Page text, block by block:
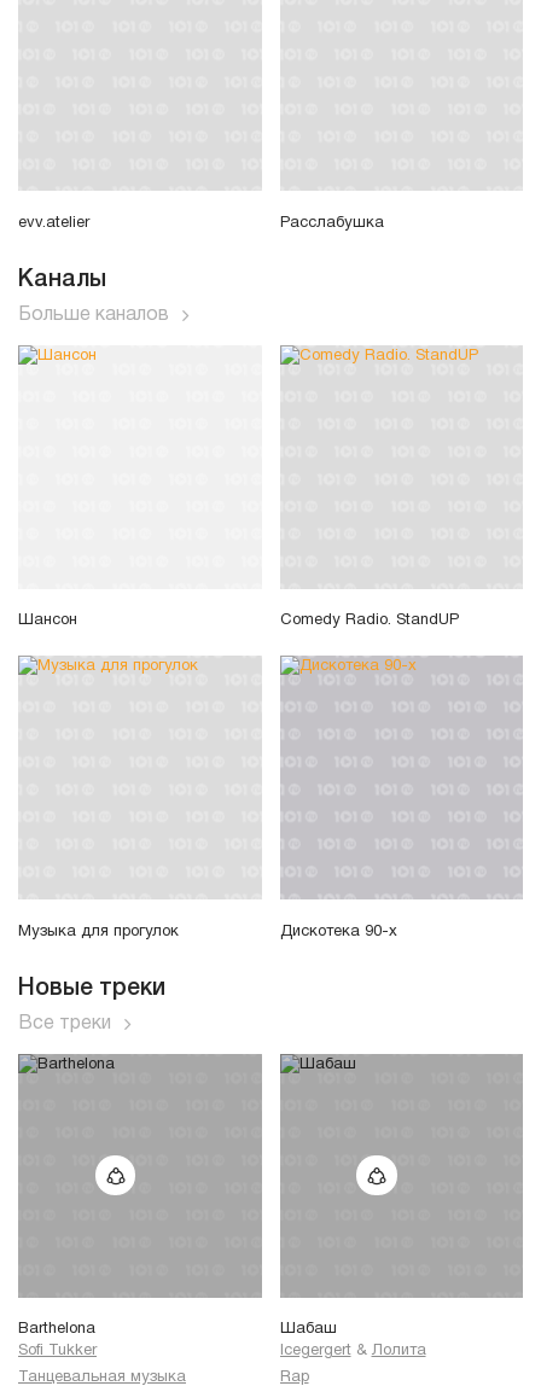
evv.atelier Расслабушка
Каналы
Больше каналов
Шансон Comedy Radio. StandUP
Музыка для прогулок Дискотека 90-х
Новые треки
Все треки
Barthelona
Sofi Tukker
Танцевальная музыка
Шабаш
Icegergert & Лолита
Rap